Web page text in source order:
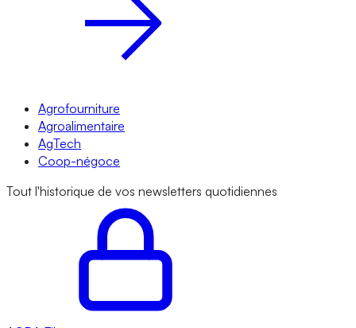
Agrofourniture
Agroalimentaire
AgTech
Coop-négoce
Tout l'historique de vos newsletters quotidiennes